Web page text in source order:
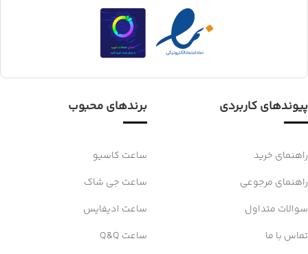
پیوندهای کاربردی
راهنمای خرید
راهنمای مرجوعی
سوالات متداول
تماس با ما
برندهای محبوب
ساعت کاسیو
ساعت جی شاک
ساعت ادیفایس
ساعت Q&Q